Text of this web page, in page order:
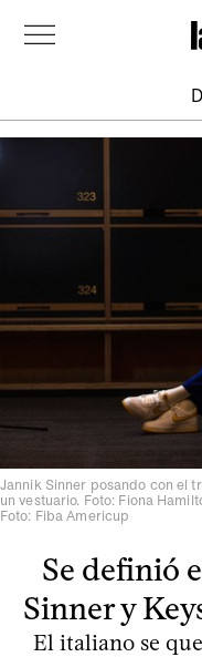
Jannik Sinner posando con el
un vestuario. Foto: Fiona
Foto: Fiba Americup
Se definió
Sinner y
El italiano se